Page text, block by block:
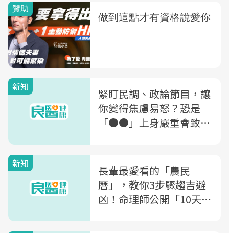
新知
緊盯民調、政論節目，讓
你變得焦慮易怒？恐是
「●●」上身嚴重會致
新知
長輩最愛看的「農民
曆」，教你3步驟趨吉避
凶！命理師公開「10天